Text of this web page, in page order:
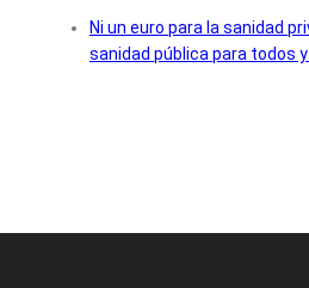
Ni un euro para la sanidad
sanidad pública para todos